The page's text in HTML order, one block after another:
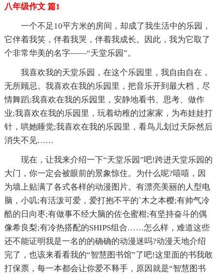
八年级作文 篇1
一个不足10平方米的房间，却成了我生活中的乐园，
它伴着我笑，伴着我哭，伴着我成长。因此，我为它取了
个非常华美的名字——“天堂乐园”。
我喜欢我的天堂乐园，在这个乐园里，我自由自在，
无所顾忌。我喜欢在我的乐园里，把音乐开到最大档，尽
情舞蹈;我喜欢在我的乐园里，安静地看书、思考、做作
业;我喜欢在我的乐园里，玩着幼稚的过家家，为布娃娃打
针，哄她睡觉;我喜欢在我的乐园里，看鸟儿划过天际然后
消失不见……
现在，让我来介绍一下“天堂乐园”吧!跨进天堂乐园的
大门，你一定会被眼前的景象惊住。为什么呢?嘻嘻，因
为墙上贴满了各式各样的动漫图片。有漂亮美丽的人型电
脑，小叽;有活泼可爱，爱打抱不平的`木之本樱;有帅气冷
酷的日向枣;有做事不经大脑的佐仓蜜柑;有坚持奋斗的偶
像希良梨;有冷热搭配的SHIPS组合……怎么样，难道这些
还不能证明我是一名的的确确的动漫迷吗?动漫天地介绍
完了，也该来看看我的“智慧图书馆”了吧!这里面的书我敢
打保票，每一本都会让你爱不释手，原因就是“智慧图书